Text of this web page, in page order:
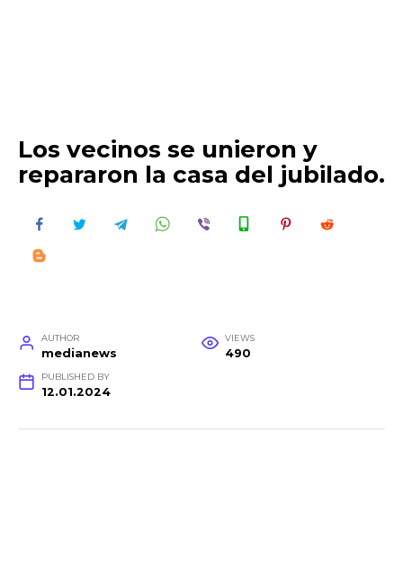
Los vecinos se unieron y
repararon la casa del jubilado.
AUTHOR
medianews
VIEWS
490
PUBLISHED BY
12.01.2024